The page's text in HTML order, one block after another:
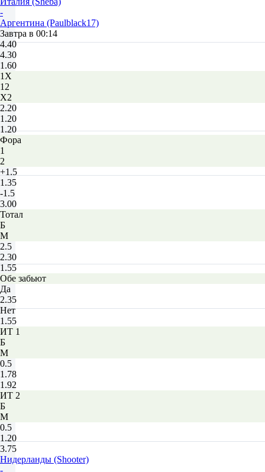
-
Аргентина (Paulblack17)
Завтра в 00:14
4.40
4.30
1.60
1X
12
X2
2.20
1.20
1.20
Фора
1
2
+1.5
1.35
-1.5
3.00
Тотал
Б
М
2.5
2.30
1.55
Обе забьют
Да
2.35
Нет
1.55
ИТ 1
Б
М
0.5
1.78
1.92
ИТ 2
Б
М
0.5
1.20
3.75
Нидерланды (Shooter)
-